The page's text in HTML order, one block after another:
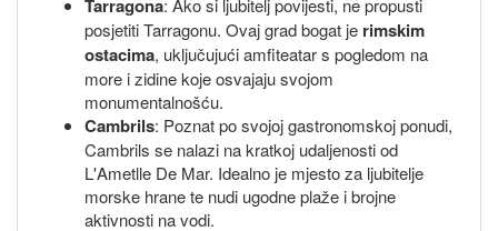
Tarragona: Ako si ljubitelj povijesti, ne propusti
posjetiti Tarragonu. Ovaj grad bogat je rimskim
ostacima, uključujući amfiteatar s pogledom na
more i zidine koje osvajaju svojom
monumentalnošću.
Cambrils: Poznat po svojoj gastronomskoj ponudi,
Cambrils se nalazi na kratkoj udaljenosti od
L'Ametlle De Mar. Idealno je mjesto za ljubitelje
morske hrane te nudi ugodne plaže i brojne
aktivnosti na vodi.